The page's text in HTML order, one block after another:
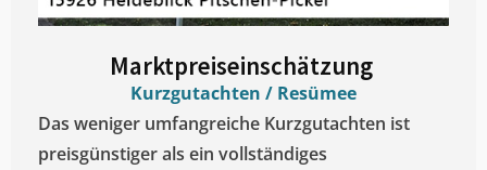
Marktpreiseinschätzung ​
Kurzgutachten / Resümee
Das weniger umfangreiche Kurzgutachten ist
preisgünstiger als ein vollständiges